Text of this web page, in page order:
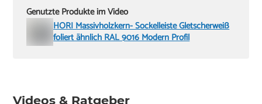
Genutzte Produkte im Video
HORI Massivholzkern- Sockelleiste Gletscherweiß
foliert ähnlich RAL 9016 Modern Profil
Videos & Ratgeber